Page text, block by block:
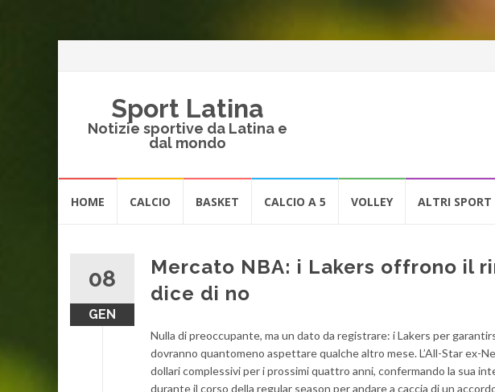
Sport Latina
Notizie sportive da Latina e
dal mondo
HOME CALCIO BASKET CALCIO A 5 VOLLEY ALTRI SPORT
08
GEN
Mercato NBA: i Lakers offrono il
dice di no
Nulla di preoccupante, ma un dato da registrare: i Lakers per
dovranno quantomeno aspettare qualche altro mese. L’All-Star ex-
dollari complessivi per i prossimi quattro anni, confermando la sua
durante il corso della regular season per andare a caccia di un